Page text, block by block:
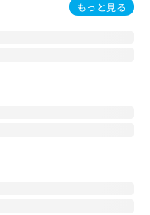
もっと見る